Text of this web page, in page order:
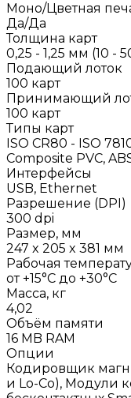
Моно/Цветная
Да/Да
Толщина карт
0,25 - 1,25 мм (10 -
Подающий лоток
100 карт
Принимающий
100 карт
Типы карт
ISO CR80 - ISO
Composite PVC,
Интерфейсы
USB, Ethernet
Разрешение (DPI)
300 dpi
Размер, мм
247 x 205 x 381 мм
Рабочая
от +15°С до +30°C
Масса, кг
4,02
Объём памяти
16 MB RAM
Опции
Кодировщик
и Lo-Co), Модули